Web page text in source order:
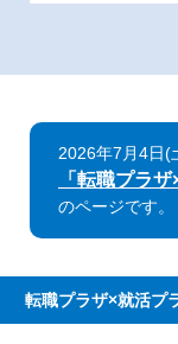
2026年7月4日(
「転職プラ
のページです。
転職プラザ×就活プ